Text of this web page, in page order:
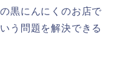
黒にんにくのお店で
う問題を解決できる